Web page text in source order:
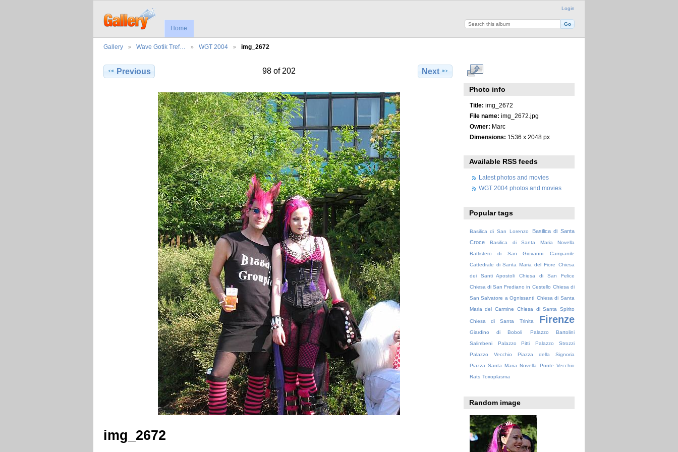
Login
Home
Gallery Wave Gotik Tref… WGT 2004 img_2672
Previous 98 of 202 Next
img_2672
Photo info
Title: img_2672
File name: img_2672.jpg
Owner: Marc
Dimensions: 1536 x 2048 px
Available RSS feeds
Latest photos and movies
WGT 2004 photos and movies
Popular tags
Basilica di San Lorenzo
Basilica di Santa
Croce
Basilica di Santa Maria Novella
Battistero di San Giovanni
Campanile
Cattedrale di Santa Maria del Fiore
Chiesa
dei Santi Apostoli
Chiesa di San Felice
Chiesa di San Frediano in Cestello Chiesa di
San Salvatore a Ognissanti Chiesa di Santa
Maria del Carmine
Chiesa di Santa Spirito
Chiesa di Santa Trinita Firenze
Giardino di Boboli
Palazzo Bartolini
Salimbeni
Palazzo Pitti
Palazzo Strozzi
Palazzo Vecchio
Piazza della Signoria
Piazza Santa Maria Novella
Ponte Vecchio
Rats Toxoplasma
Random image